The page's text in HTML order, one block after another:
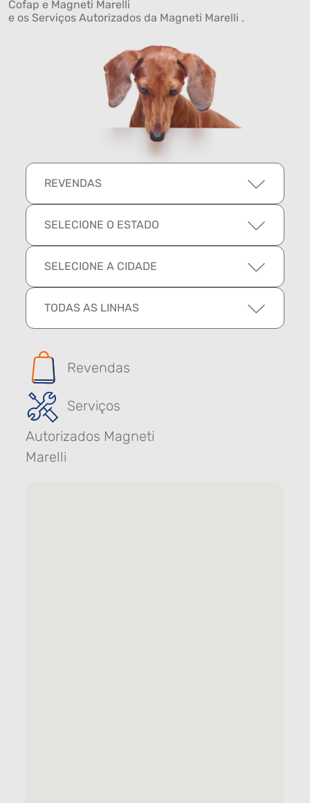
Cofap e Magneti Marelli
e os Serviços Autorizados da Magneti Marelli .
REVENDAS
SELECIONE O ESTADO
SELECIONE A CIDADE
TODAS AS LINHAS
Revendas
Serviços
Autorizados Magneti
Marelli